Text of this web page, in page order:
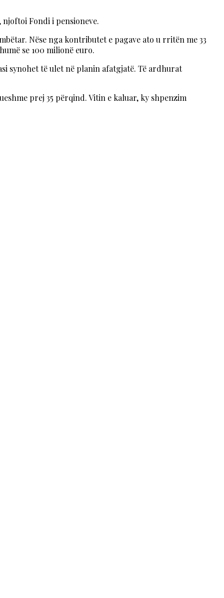
Fondi i pensioneve.
Nëse nga kontributet e pagave ato u rritën me 33
se 100 milionë euro.
synohet të ulet në planin afatgjatë. Të ardhurat
prej 35 përqind. Vitin e kaluar, ky shpenzim